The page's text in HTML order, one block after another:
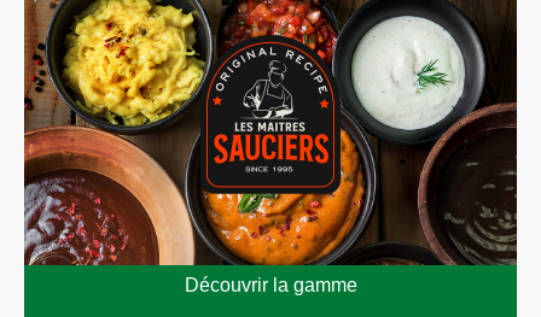
Découvrir la gamme